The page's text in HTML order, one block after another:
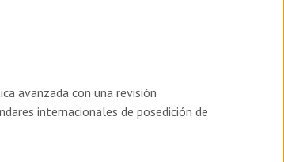
avanzada con una revisión
internacionales de posedición de